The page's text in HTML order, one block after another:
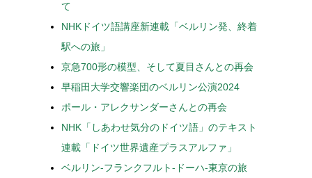
て
NHKドイツ語講座新連載「ベルリン発、終着
駅への旅」
京急700形の模型、そして夏目さんとの再会
早稲田大学交響楽団のベルリン公演2024
ポール・アレクサンダーさんとの再会
NHK「しあわせ気分のドイツ語」のテキスト
連載「ドイツ世界遺産プラスアルファ」
ベルリン-フランクフルト-ドーハ-東京の旅